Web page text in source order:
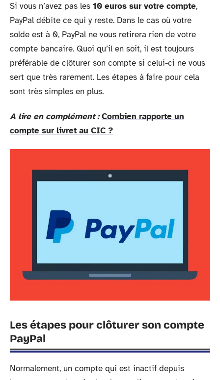
Si vous n’avez pas les 10 euros sur votre compte,
PayPal débite ce qui y reste. Dans le cas où votre
solde est à 0, PayPal ne vous retirera rien de votre
compte bancaire. Quoi qu’il en soit, il est toujours
préférable de clôturer son compte si celui-ci ne vous
sert que très rarement. Les étapes à faire pour cela
sont très simples en plus.
A lire en complément : Combien rapporte un
compte sur livret au CIC ?
Les étapes pour clôturer son compte
PayPal
Normalement, un compte qui est inactif depuis